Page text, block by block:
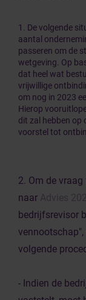
1. De volgende
aantal
passeren om de
wetgeving. Op
dat heel wat
vrijwillige
om nog in 2023
Hierop
dit zal hebben op
voorstel tot
2. Om de
naar Advies
bedrijfsrevisor
volgende
- Indien de